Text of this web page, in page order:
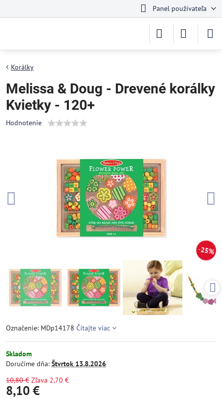
Panel používateľa
25%
Korálky
Melissa & Doug - Drevené korálky
Kvietky - 120+
Hodnotenie
Označenie: MDp14178 Čítajte viac
Skladom
Doručíme dňa: Štvrtok 13.8.2026
10,80 € Zľava 2,70 €
8,10 €